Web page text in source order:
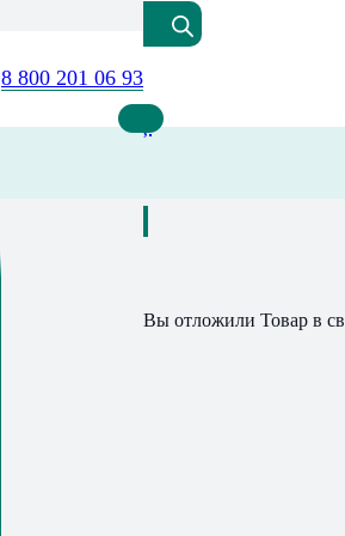
8 800 201 06 93
Вы отложили Товар в